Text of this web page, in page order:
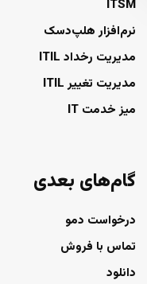
ITSM
نرم‌افزار هلپ‌دسک
مدیریت رخداد ITIL
مدیریت تغییر ITIL
میز خدمت IT
گام‌های بعدی
درخواست دمو
تماس با فروش
دانلود